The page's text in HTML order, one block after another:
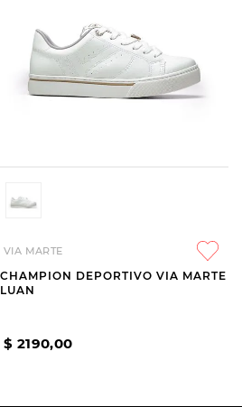
VIA MARTE
CHAMPION DEPORTIVO VIA MARTE
LUAN
$ 2190,00